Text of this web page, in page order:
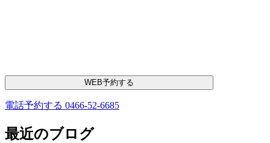
WEB予約する
電話予約する 0466-52-6685
最近のブログ